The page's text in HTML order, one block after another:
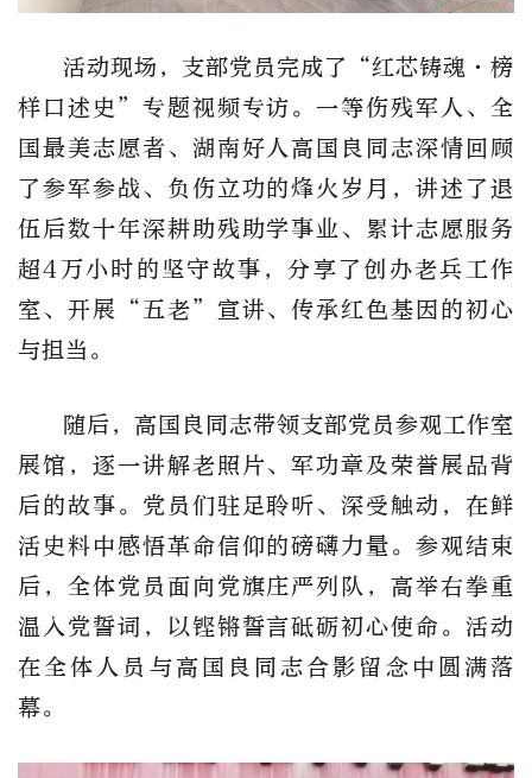
活动现场，支部党员完成了“红芯铸魂·榜
样口述史”专题视频专访。一等伤残军人、全
国最美志愿者、湖南好人高国良同志深情回顾
了参军参战、负伤立功的烽火岁月，讲述了退
伍后数十年深耕助残助学事业、累计志愿服务
超4万小时的坚守故事，分享了创办老兵工作
室、开展“五老”宣讲、传承红色基因的初心
与担当。
随后，高国良同志带领支部党员参观工作室
展馆，逐一讲解老照片、军功章及荣誉展品背
后的故事。党员们驻足聆听、深受触动，在鲜
活史料中感悟革命信仰的磅礴力量。参观结束
后，全体党员面向党旗庄严列队，高举右拳重
温入党誓词，以铿锵誓言砥砺初心使命。活动
在全体人员与高国良同志合影留念中圆满落
幕。